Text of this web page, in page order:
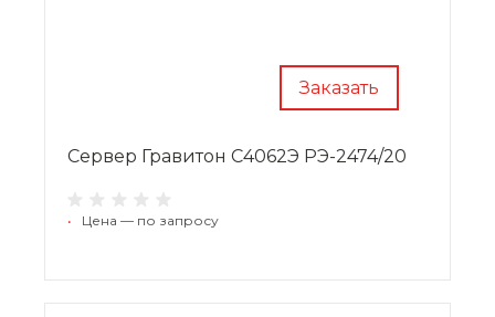
Заказать
Сервер Гравитон С4062Э РЭ-2474/20
• Цена — по запросу